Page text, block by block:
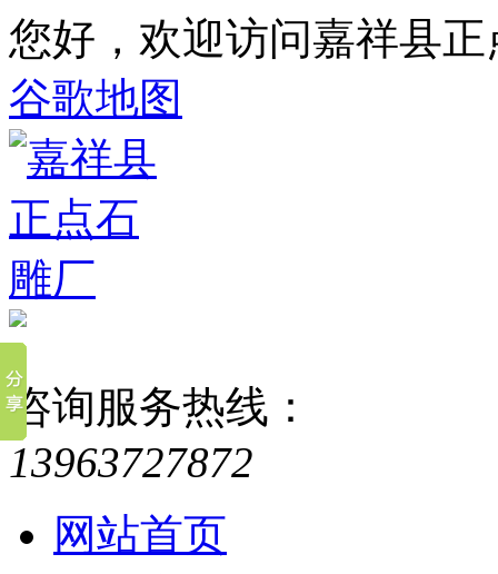
您好，欢迎访问嘉祥县
谷歌地图
咨询服务热线：
13963727872
网站首页